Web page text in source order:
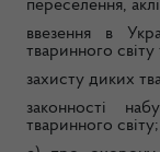
переселення,
ввезення в
тваринного
захисту диких
законності
тваринного світу;